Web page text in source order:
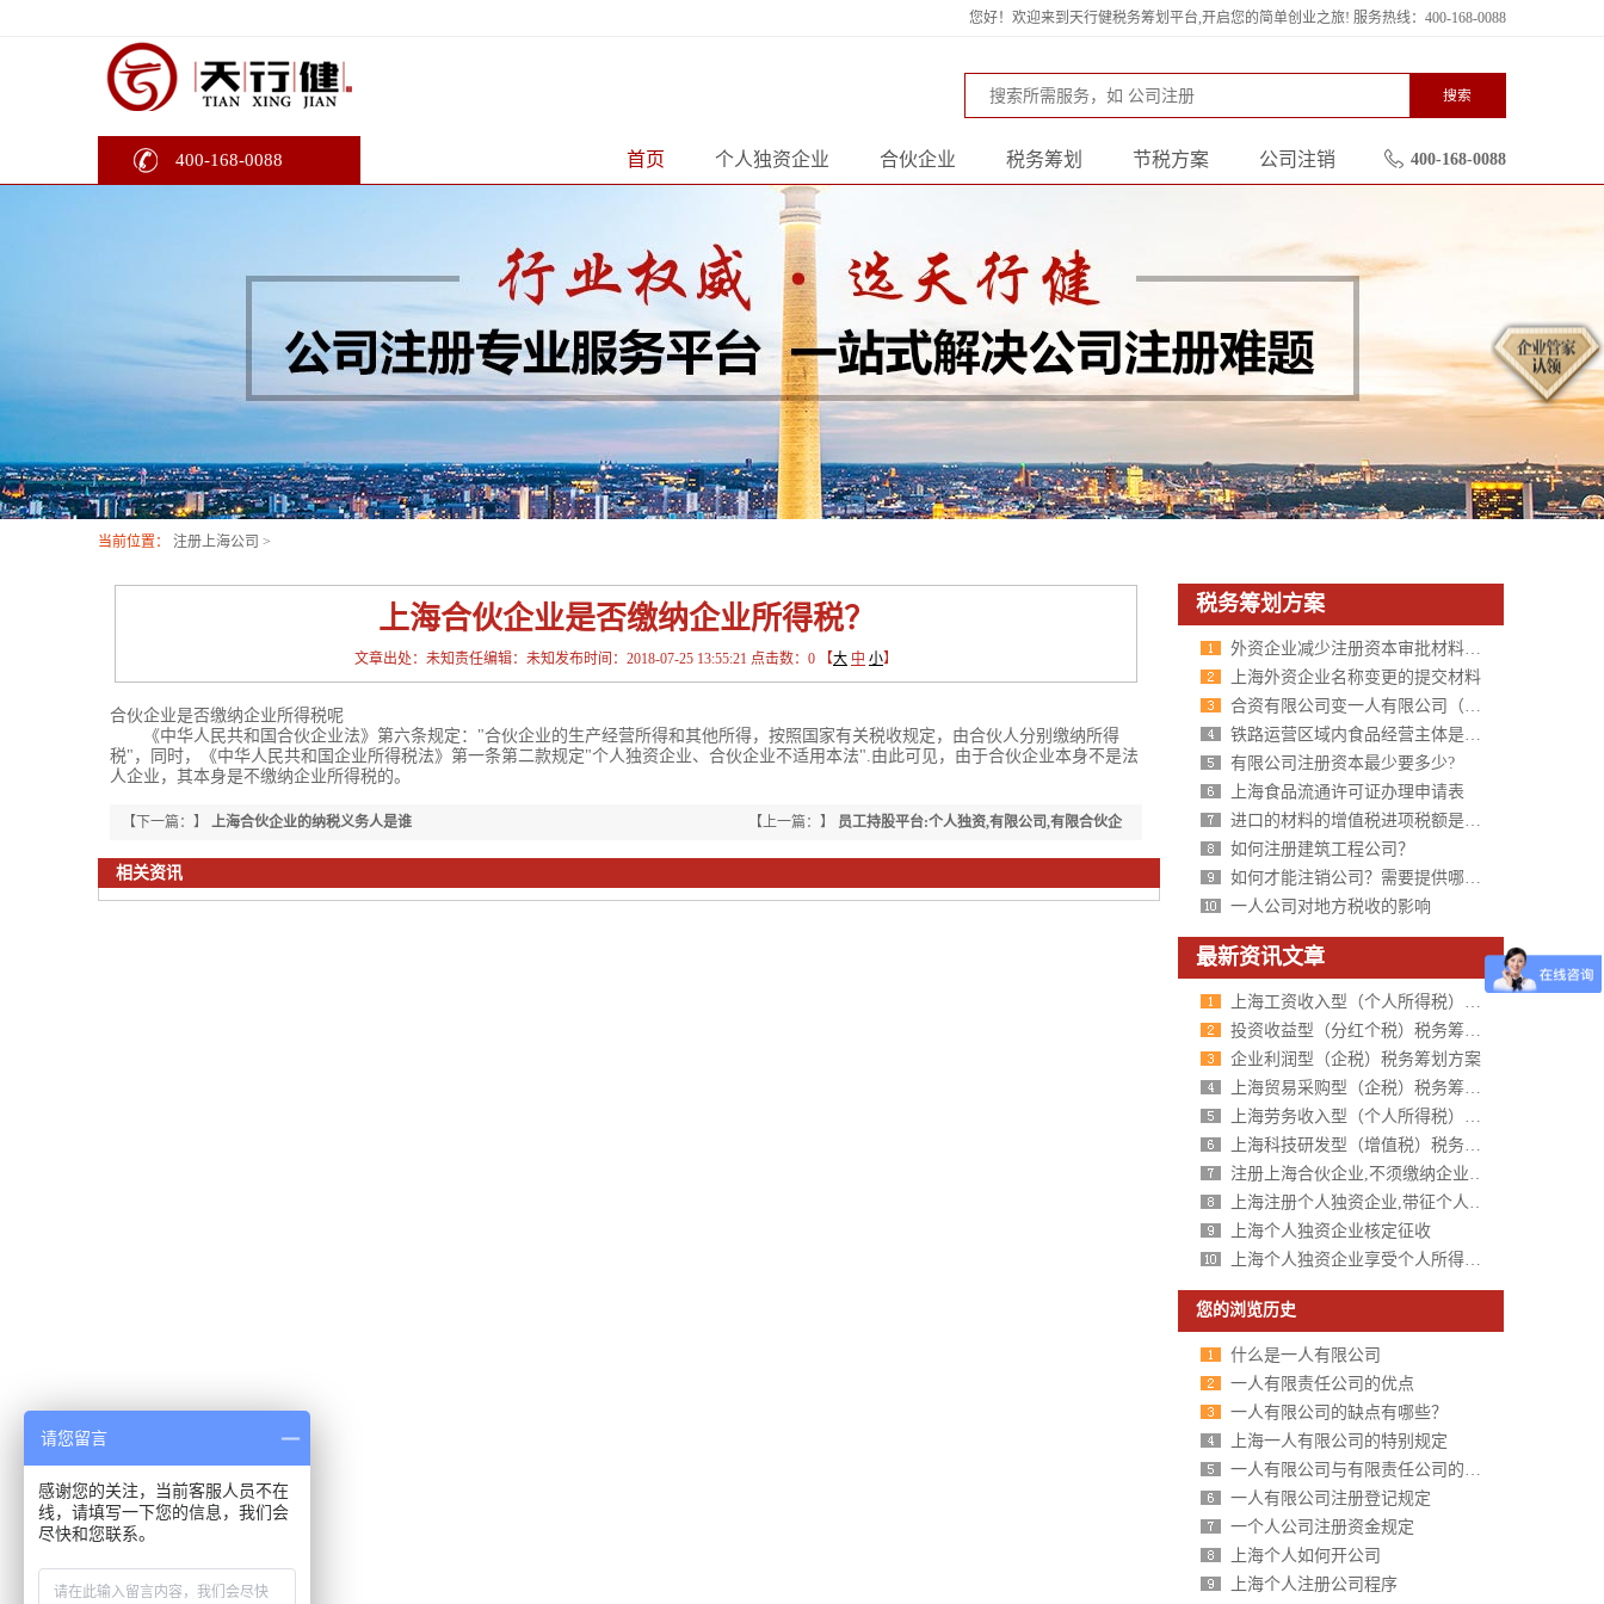
您好！欢迎来到天行健税务筹划平台,开启您的简单创业之旅! 服务热线：400-168-0088
搜索
400-168-0088 400-168-0088
公司注销
节税方案
税务筹划
合伙企业
个人独资企业
首页
当前位置： 注册上海公司 >
上海合伙企业是否缴纳企业所得税？
文章出处：未知责任编辑：未知发布时间：2018-07-25 13:55:21 点击数： 0 【大 中 小】
合伙企业是否缴纳企业所得税呢
《中华人民共和国合伙企业法》第六条规定："合伙企业的生产经营所得和其他所得，按照国家有关税收规定，由合伙人分别缴纳所得
税"，同时，《中华人民共和国企业所得税法》第一条第二款规定"个人独资企业、合伙企业不适用本法".由此可见，由于合伙企业本身不是法
人企业，其本身是不缴纳企业所得税的。
【上一篇：】 员工持股平台:个人独资,有限公司,有限合伙企
业涉税比较
【下一篇：】 上海合伙企业的纳税义务人是谁
相关资讯
税务筹划方案
外资企业减少注册资本审批材料与程序（商务委员会审批）
上海外资企业名称变更的提交材料
合资有限公司变一人有限公司（因减资）章程（设董事会设监事会）
铁路运营区域内食品经营主体是否办理《食品流通许可证》?
有限公司注册资本最少要多少?
上海食品流通许可证办理申请表
进口的材料的增值税进项税额是否还能抵扣？
如何注册建筑工程公司？
如何才能注销公司？需要提供哪些材料？
一人公司对地方税收的影响
最新资讯文章
上海工资收入型（个人所得税）税务筹划方案
投资收益型（分红个税）税务筹划方案
企业利润型（企税）税务筹划方案
上海贸易采购型（企税）税务筹划方案
上海劳务收入型（个人所得税）税务筹划方案
上海科技研发型（增值税）税务筹划方案
注册上海合伙企业,不须缴纳企业所得税,个人所得税核定征收
上海注册个人独资企业,带征个人所得税,财政税收返还扶持40%-50%
上海个人独资企业核定征收
上海个人独资企业享受个人所得税核定征收
您的浏览历史
什么是一人有限公司
一人有限责任公司的优点
一人有限公司的缺点有哪些？
上海一人有限公司的特别规定
一人有限公司与有限责任公司的区别分析
一人有限公司注册登记规定
一个人公司注册资金规定
上海个人如何开公司
上海个人注册公司程序
请您留言
感谢您的关注，当前客服人员不在
线，请填写一下您的信息，我们会
尽快和您联系。